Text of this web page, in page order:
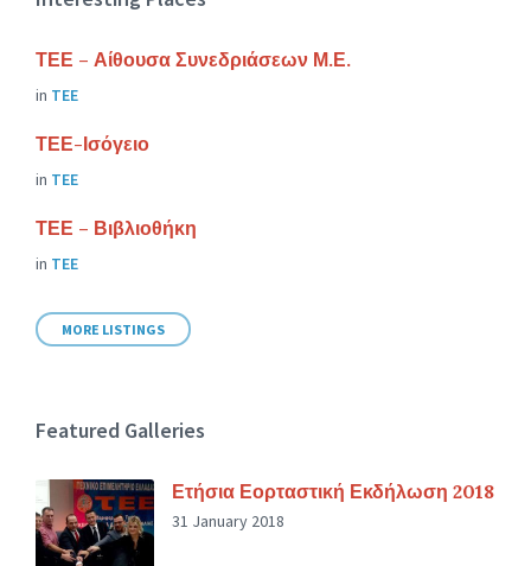
ΤΕΕ – Αίθουσα Συνεδριάσεων Μ.Ε.
in ΤΕΕ
ΤΕΕ-Ισόγειο
in ΤΕΕ
ΤΕΕ – Βιβλιοθήκη
in ΤΕΕ
MORE LISTINGS
Featured Galleries
Ετήσια Εορταστική Εκδήλωση 2018
31 January 2018